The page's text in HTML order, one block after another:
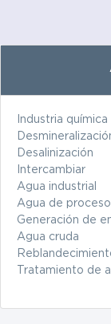
Industria química
Desalinización
Intercambiar
Agua industrial
Agua de proceso
Generación de
Agua cruda
Tratamiento de